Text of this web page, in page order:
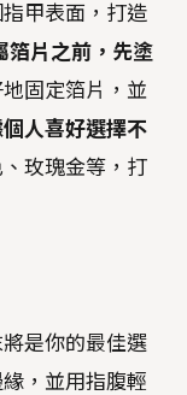
甲表面，打造
箔片之前，先塗
固定箔片，並
人喜好選擇不
、玫瑰金等，打
是你的最佳選
，並用指腹輕